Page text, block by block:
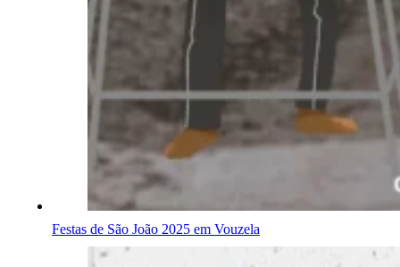
Festas de São João 2025 em Vouzela